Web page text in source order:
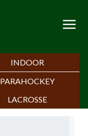
INDOOR
PARAHOCKEY
LACROSSE